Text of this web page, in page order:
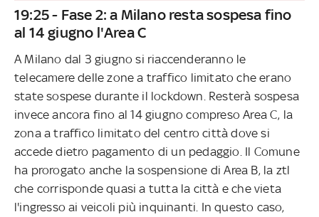
19:25 - Fase 2: a Milano resta sospesa fino
al 14 giugno l'Area C
A Milano dal 3 giugno si riaccenderanno le
telecamere delle zone a traffico limitato che erano
state sospese durante il lockdown. Resterà sospesa
invece ancora fino al 14 giugno compreso Area C, la
zona a traffico limitato del centro città dove si
accede dietro pagamento di un pedaggio. Il Comune
ha prorogato anche la sospensione di Area B, la ztl
che corrisponde quasi a tutta la città e che vieta
l'ingresso ai veicoli più inquinanti. In questo caso,